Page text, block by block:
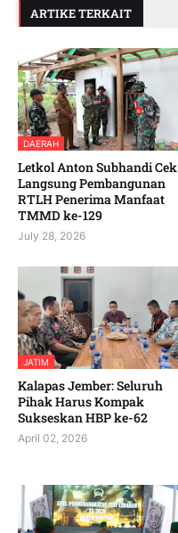
ARTIKE TERKAIT
DAERAH
Letkol Anton Subhandi Cek
Langsung Pembangunan
RTLH Penerima Manfaat
TMMD ke-129
July 28, 2026
JATIM
Kalapas Jember: Seluruh
Pihak Harus Kompak
Sukseskan HBP ke-62
April 02, 2026